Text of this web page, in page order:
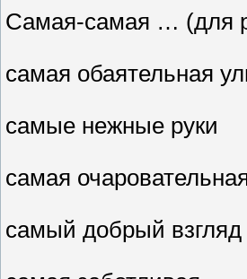
Cамая-самая … (для
самая обаятельная
самые нежные руки
самая
самый добрый взгляд